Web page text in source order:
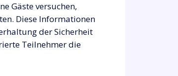
Gäste versuchen,
Diese Informationen
der Sicherheit
Teilnehmer die